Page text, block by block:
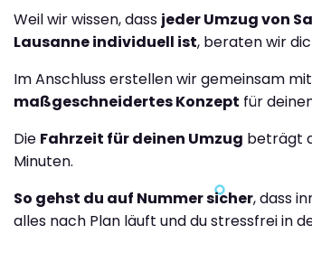
Weil wir wissen, dass jeder Umzug von
Lausanne individuell ist, beraten wir
Im Anschluss erstellen wir gemeinsam
maßgeschneidertes Konzept für
Die Fahrzeit für deinen Umzug beträgt
Minuten.
So gehst du auf Nummer sicher, dass
alles nach Plan läuft und du stressfrei in